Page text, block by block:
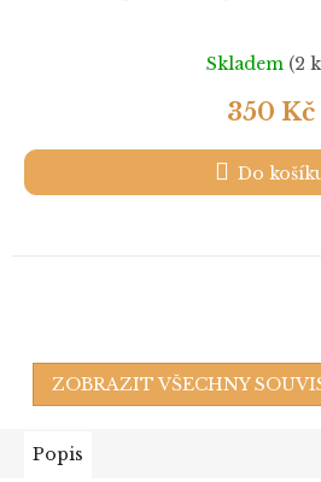
Skladem (2
350 Kč
Do
ZOBRAZIT VŠECHNY
Popis